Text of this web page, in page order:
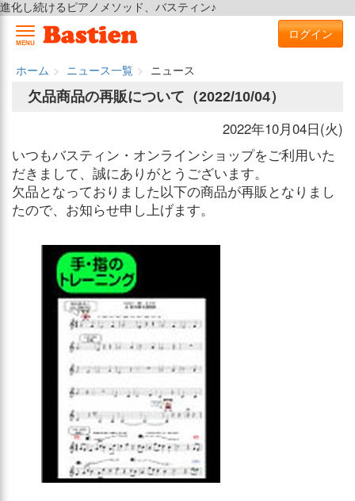
進化し続けるピアノメソッド、バスティン♪
MENU
ログイン
ホーム ニュース一覧
ニュース
欠品商品の再販について（2022/10/04）
2022年10月04日(火)
いつもバスティン・オンラインショップをご利用いた
だきまして、誠にありがとうございます。
欠品となっておりました以下の商品が再販となりまし
たので、お知らせ申し上げます。